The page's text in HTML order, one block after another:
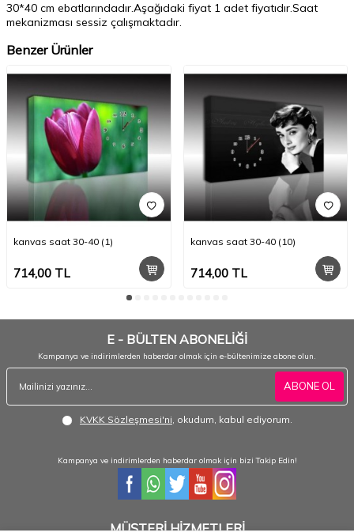
30*40 cm ebatlarındadır.Aşağıdaki fiyat 1 adet fiyatıdır.Saat
mekanizması sessiz çalışmaktadır.
Benzer Ürünler
kanvas saat 30-40 (1)
714,00 TL
kanvas saat 30-40 (10)
714,00TL
E - BÜLTEN ABONELİĞİ
Kampanya ve indirimlerden haberdar olmak için e-bültenimize abone olun.
ABONE OL
KVKK Sözleşmesi'ni , okudum, kabul ediyorum.
Kampanya ve indirimlerden haberdar olmak için bizi Takip Edin!
MÜŞTERİ HİZMETLERİ